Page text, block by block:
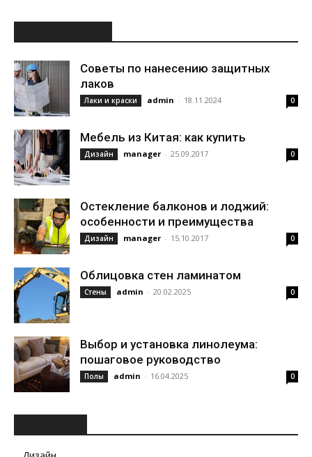
Советы по нанесению защитных
лаков
Лаки и краски admin - 18.11.2024 0
Мебель из Китая: как купить
Дизайн manager - 25.09.2017 0
Остекление балконов и лоджий:
особенности и преимущества
Дизайн manager - 15.10.2017 0
Облицовка стен ламинатом
Стены admin - 20.02.2025 0
Выбор и установка линолеума:
пошаговое руководство
Полы admin - 16.04.2025 0